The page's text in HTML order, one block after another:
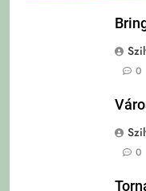
0
0